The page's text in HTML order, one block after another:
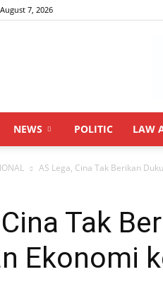
7, 2026
NEWS POLITIC LAW
AS Lega, Cina Tak Berikan
Tak
Ekonomi